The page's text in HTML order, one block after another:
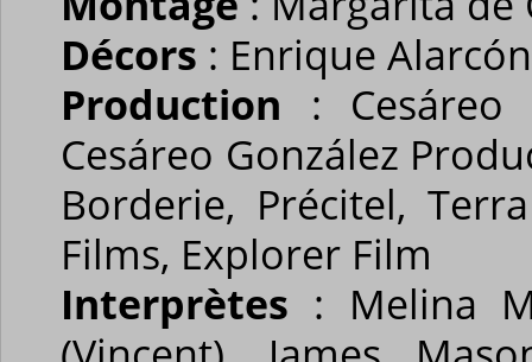
Décors : Enrique Alarcón
Production : Cesáreo
Cesáreo González
Borderie, Précitel,
Films, Explorer Film
Interprètes : Melina